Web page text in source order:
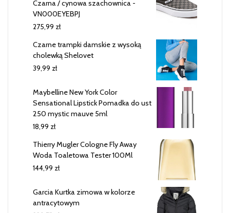
Czarna / cynowa szachownica -
VN000EYEBPJ
275,99 zł
Czarne trampki damskie z wysoką
cholewką Shelovet
39,99 zł
Maybelline New York Color
Sensational Lipstick Pomadka do ust
250 mystic mauve 5ml
18,99 zł
Thierry Mugler Cologne Fly Away
Woda Toaletowa Tester 100Ml
144,99 zł
Garcia Kurtka zimowa w kolorze
antracytowym